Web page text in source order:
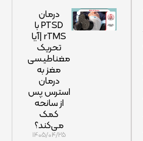
درمان
PTSD با
rTMS |آیا
تحریک
مغناطیسی
مغز به
درمان
استرس پس
از سانحه
کمک
می‌کند؟
۱۴۰۵/۰۴/۲۵